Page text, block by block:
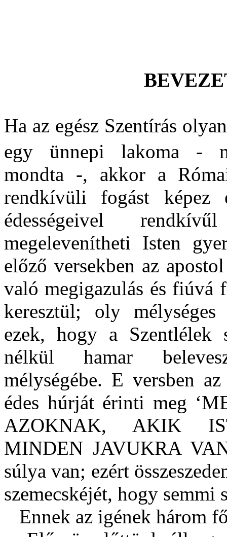
Ha az egész Szentírás
egy ünnepi lakoma -
mondta -, akkor a
rendkívüli fogást képez
édességeivel
megelevenítheti Isten
előző versekben az
való megigazulás és fiúvá
keresztül; oly
ezek, hogy a Szentlélek
nélkül hamar
mélységébe. E versben
édes húrját érinti meg
AZOKNAK, AKIK
MINDEN JAVUKRA
súlya van; ezért
szemecskéjét, hogy semmi
Ennek az igének három